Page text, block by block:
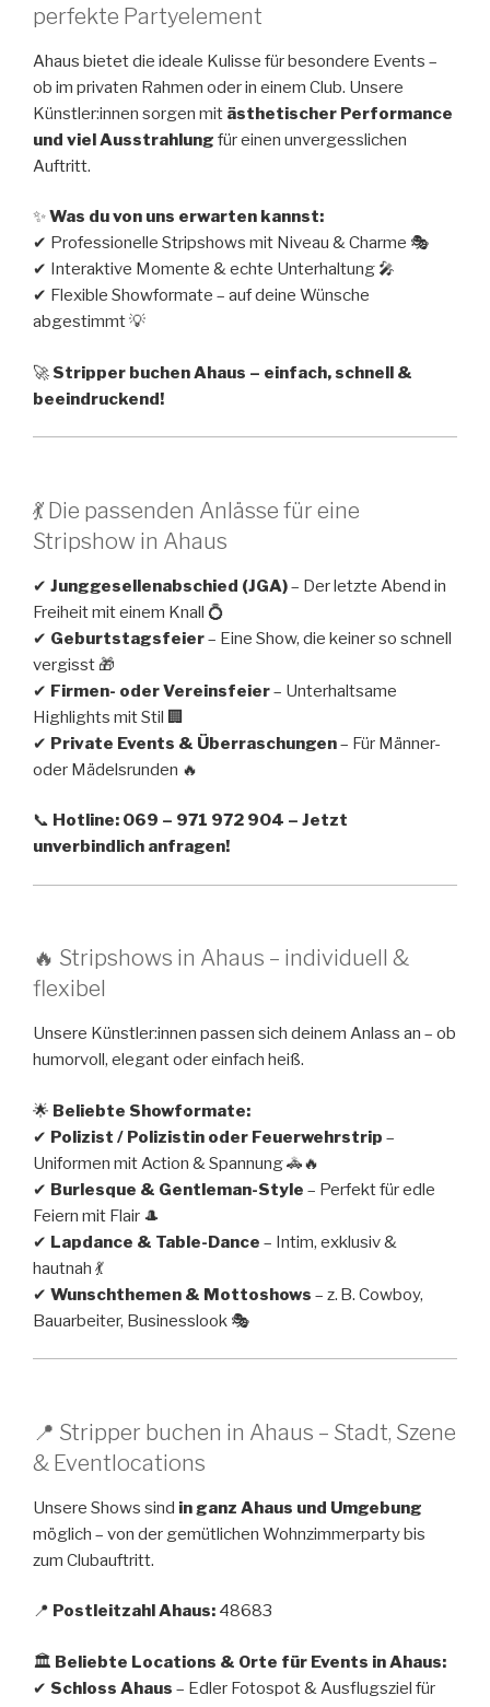
perfekte Partyelement
Ahaus bietet die ideale Kulisse für besondere Events –
ob im privaten Rahmen oder in einem Club. Unsere
Künstler:innen sorgen mit ästhetischer Performance
und viel Ausstrahlung für einen unvergesslichen
Auftritt.
✨Was du von uns erwarten kannst:
✔ Professionelle Stripshows mit Niveau & Charme 🎭
✔ Interaktive Momente & echte Unterhaltung 🎤
✔ Flexible Showformate – auf deine Wünsche
abgestimmt 💡
🚀 Stripper buchen Ahaus – einfach, schnell &
beeindruckend!
💃 Die passenden Anlässe für eine
Stripshow in Ahaus
✔ Junggesellenabschied (JGA)– Der letzte Abend in
Freiheit mit einem Knall 💍
✔ Geburtstagsfeier– Eine Show, die keiner so schnell
vergisst 🎁
✔ Firmen- oder Vereinsfeier– Unterhaltsame
Highlights mit Stil 🏢
✔ Private Events & Überraschungen– Für Männer-
oder Mädelsrunden 🔥
📞 Hotline: 069 – 971 972 904 – Jetzt
unverbindlich anfragen!
🔥 Stripshows in Ahaus – individuell &
flexibel
Unsere Künstler:innen passen sich deinem Anlass an – ob
humorvoll, elegant oder einfach heiß.
🌟 Beliebte Showformate:
✔ Polizist / Polizistin oder Feuerwehrstrip –
Uniformen mit Action & Spannung 🚓🔥
✔ Burlesque & Gentleman-Style – Perfekt für edle
Feiern mit Flair 🎩
✔ Lapdance & Table-Dance – Intim, exklusiv &
hautnah 💃
✔ Wunschthemen & Mottoshows – z. B. Cowboy,
Bauarbeiter, Businesslook 🎭
📍 Stripper buchen in Ahaus – Stadt, Szene
& Eventlocations
Unsere Shows sind in ganz Ahaus und Umgebung
möglich – von der gemütlichen Wohnzimmerparty bis
zum Clubauftritt.
📍 Postleitzahl Ahaus: 48683
🏛 Beliebte Locations & Orte für Events in Ahaus:
✔ Schloss Ahaus – Edler Fotospot & Ausflugsziel für